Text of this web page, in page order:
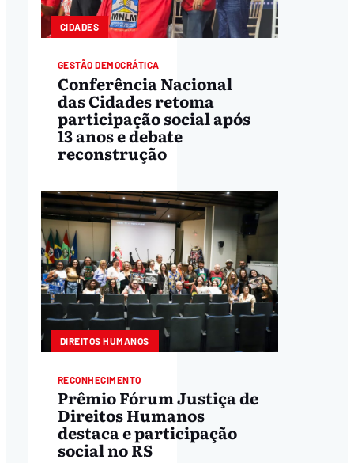
CIDADES
GESTÃO DEMOCRÁTICA
Conferência Nacional
das Cidades retoma
participação social após
13 anos e debate
reconstrução
DIREITOS HUMANOS
RECONHECIMENTO
Prêmio Fórum Justiça de
Direitos Humanos
destaca e participação
social no RS